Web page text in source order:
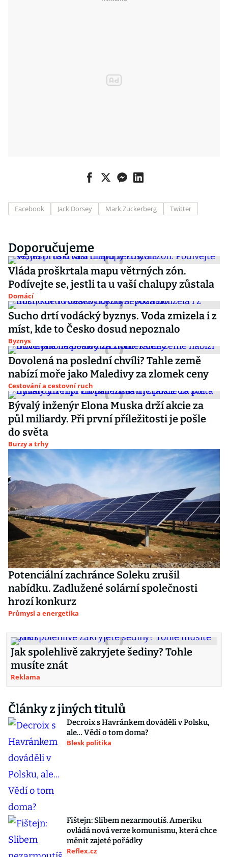
Facebook Jack Dorsey Mark Zuckerberg Twitter
Doporučujeme
Vláda proškrtala mapu větrných zón.
Podívejte se, jestli ta u vaší chalupy zůstala
Domácí
Sucho drtí vodácký byznys. Voda zmizela i z
míst, kde to Česko dosud nepoznalo
Byznys
Dovolená na poslední chvíli? Tahle země
nabízí moře jako Maledivy za zlomek ceny
Cestování a cestovní ruch
Bývalý inženýr Elona Muska drží akcie za
půl miliardy. Při první příležitosti je pošle
do světa
Burzy a trhy
Potenciální zachránce Soleku zrušil
nabídku. Zadlužené solární společnosti
hrozí konkurz
Průmysl a energetika
Jak spolehlivě zakryjete šediny? Tohle
musíte znát
Reklama
Články z jiných titulů
Decroix s Havránkem dováděli v Polsku,
ale… Vědí o tom doma?
Blesk politika
Fištejn: Slibem nezarmoutíš. Ameriku
ovládá nová verze komunismu, která chce
měnit zajeté pořádky
Reflex.cz